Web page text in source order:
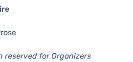
reserved for Organizers